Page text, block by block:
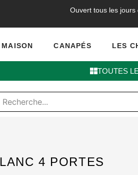
Ouvert tous les
MAISON CANAPÉS LES
TOUTES
4 PORTES